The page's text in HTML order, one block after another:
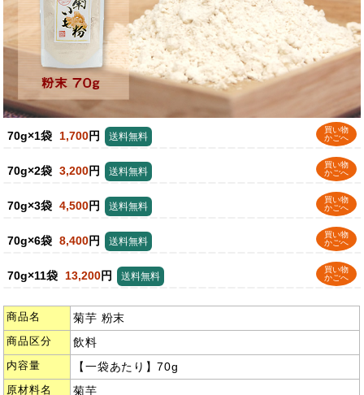
70g×1袋 1,700円
買い物
かごへ
送料無料
70g×2袋 3,200円
買い物
かごへ
送料無料
70g×3袋 4,500円
買い物
かごへ
送料無料
70g×6袋 8,400円
買い物
かごへ
送料無料
70g×11袋 13,200円
買い物
かごへ
送料無料
商品名 菊芋 粉末
商品区分 飲料
内容量 【一袋あたり】70g
原材料名 菊芋